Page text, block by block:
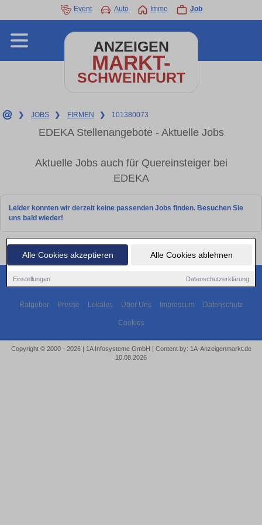
Alle Cookies akzeptieren Alle Cookies ablehnen
Einstellungen Datenschutzerklärung
Event Auto Immo Job
ANZEIGEN
MARKT-
SCHWEINFURT
❯ JOBS ❯ FIRMEN ❯ 101380073
EDEKA Stellenangebote - Aktuelle Jobs
Aktuelle Jobs auch für Quereinsteiger bei
EDEKA
Leider konnten wir derzeit keine passenden Jobs finden. Besuchen Sie
uns bald wieder!
Ratgeber Presse Lokales Über Uns Impressum Datenschutz
Cookies
Copyright © 2000 - 2026 | 1A Infosysteme GmbH | Content by: 1A-Anzeigenmarkt.de
10.08.2026